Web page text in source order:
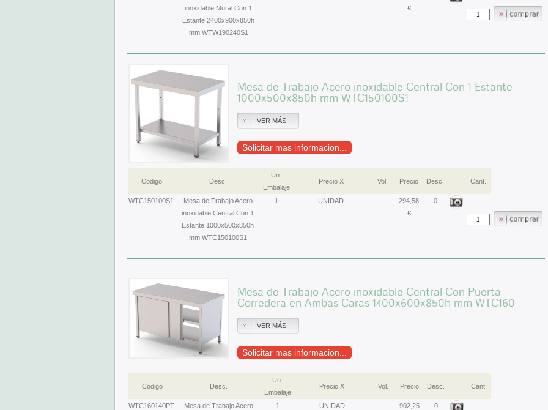
inoxidable Mural Con 1
Estante 2400x900x850h
mm WTW190240S1
€
Mesa de Trabajo Acero inoxidable Central Con 1 Estante
1000x500x850h mm WTC150100S1
VER MÁS...
Solicitar mas informacion...
Codigo Desc.
Un.
Embalaje
Precio X Vol. Precio Desc. Cant.
WTC150100S1
Mesa de Trabajo Acero
inoxidable Central Con 1
Estante 1000x500x850h
mm WTC150100S1
1 UNIDAD
294,58
€
0
Mesa de Trabajo Acero inoxidable Central Con Puerta
Corredera en Ambas Caras 1400x600x850h mm WTC160
VER MÁS...
Solicitar mas informacion...
Codigo Desc.
Un.
Embalaje
Precio X Vol. Precio Desc. Cant.
WTC160140PT
Mesa de Trabajo Acero
1 UNIDAD
902,25
0